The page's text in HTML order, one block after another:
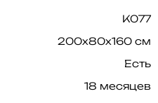
K077
200x80x160 см
Есть
18 месяцев